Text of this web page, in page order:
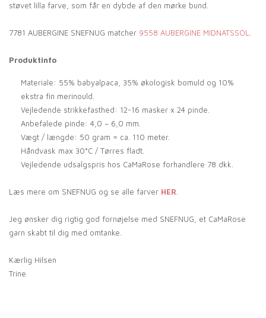
støvet lilla farve, som får en dybde af den mørke bund.
7781 AUBERGINE SNEFNUG matcher 9558 AUBERGINE MIDNATSSOL
Produktinfo
Materiale: 55% babyalpaca, 35% økologisk bomuld og 10%
ekstra fin merinould.
Vejledende strikkefasthed: 12-16 masker x 24 pinde.
Anbefalede pinde: 4,0 – 6,0 mm.
Vægt / længde: 50 gram = ca. 110 meter.
Håndvask max 30°C / Tørres fladt.
Vejledende udsalgspris hos CaMaRose forhandlere 78 dkk.
Læs mere om SNEFNUG og se alle farver HER
Jeg ønsker dig rigtig god fornøjelse med SNEFNUG, et CaMaRose
garn skabt til dig med omtanke.
Kærlig Hilsen
Trine